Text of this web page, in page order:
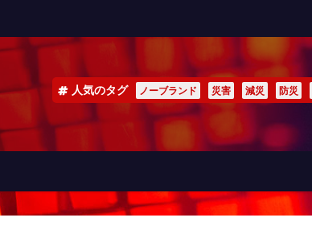
人気のタグ ノーブランド 災害 減災 防災